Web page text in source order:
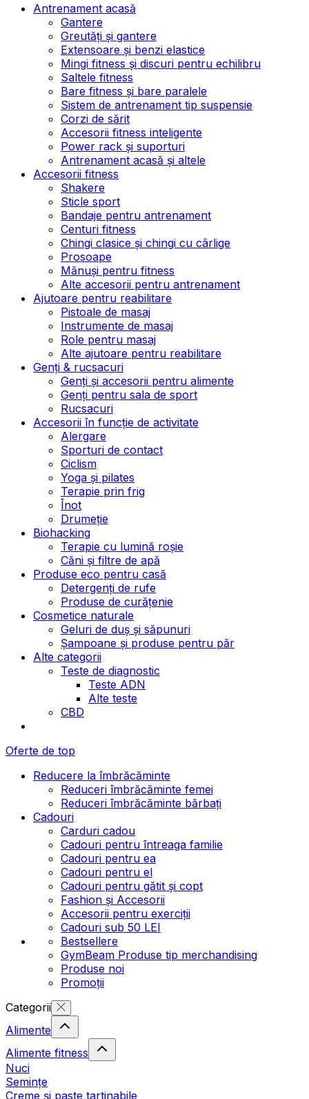
Antrenament acasă
Gantere
Greutăți și gantere
Extensoare și benzi elastice
Mingi fitness și discuri pentru echilibru
Saltele fitness
Bare fitness și bare paralele
Sistem de antrenament tip suspensie
Corzi de sărit
Accesorii fitness inteligente
Power rack și suporturi
Antrenament acasă și altele
Accesorii fitness
Shakere
Sticle sport
Bandaje pentru antrenament
Centuri fitness
Chingi clasice și chingi cu cârlige
Prosoape
Mănuși pentru fitness
Alte accesorii pentru antrenament
Ajutoare pentru reabilitare
Pistoale de masaj
Instrumente de masaj
Role pentru masaj
Alte ajutoare pentru reabilitare
Genți & rucsacuri
Genți și accesorii pentru alimente
Genți pentru sala de sport
Rucsacuri
Accesorii în funcție de activitate
Alergare
Sporturi de contact
Ciclism
Yoga și pilates
Terapie prin frig
Înot
Drumeție
Biohacking
Terapie cu lumină roșie
Căni și filtre de apă
Produse eco pentru casă
Detergenți de rufe
Produse de curățenie
Cosmetice naturale
Geluri de duș și săpunuri
Șampoane și produse pentru păr
Alte categorii
Teste de diagnostic
Teste ADN
Alte teste
CBD
Oferte de top
Reducere la îmbrăcăminte
Reduceri îmbrăcăminte femei
Reduceri îmbrăcăminte bărbați
Cadouri
Carduri cadou
Cadouri pentru întreaga familie
Cadouri pentru ea
Cadouri pentru el
Cadouri pentru gătit și copt
Fashion și Accesorii
Accesorii pentru exerciții
Cadouri sub 50 LEI
Bestsellere
GymBeam Produse tip merchandising
Produse noi
Promoții
Categorii
Alimente
Alimente fitness
Nuci
Semințe
Creme și paste tartinabile